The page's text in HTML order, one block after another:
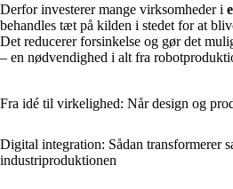
Derfor investerer mange virksomheder i
behandles tæt på kilden i stedet for at
Det reducerer forsinkelse og gør det
– en nødvendighed i alt fra
Fra idé til virkelighed: Når design og
Digital integration: Sådan transformerer
industriproduktionen